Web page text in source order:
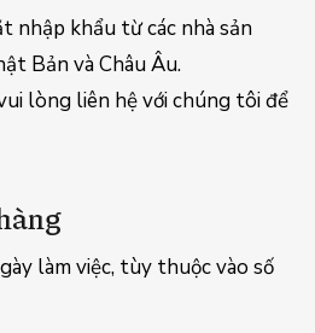
nhập khẩu từ các nhà sản
Bản và Châu Âu.
lòng liên hệ với chúng tôi để
làm việc, tùy thuộc vào số